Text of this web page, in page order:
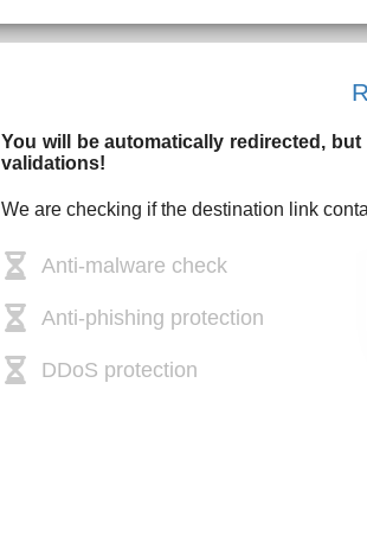
You will be automatically redirected,
validations!
We are checking if the destination link
Anti-malware check
Anti-phishing protection
DDoS protection